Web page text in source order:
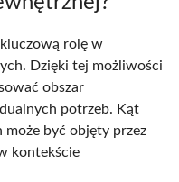
rolę w
Dzięki tej możliwości
obszar
potrzeb. Kąt
może być objęty przez
kontekście